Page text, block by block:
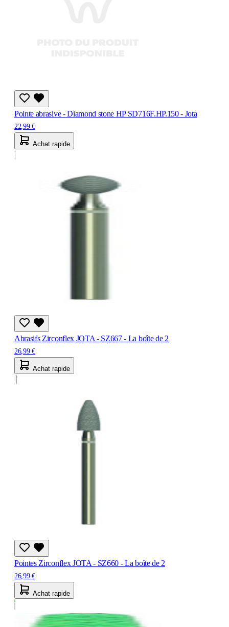
Pointe abrasive - Diamond stone HP SD716F.HP.150 - Jota
22,99 €
Achat rapide
Abrasifs Zirconflex JOTA - SZ667 - La boîte de 2
26,99 €
Achat rapide
Pointes Zirconflex JOTA - SZ660 - La boîte de 2
26,99 €
Achat rapide